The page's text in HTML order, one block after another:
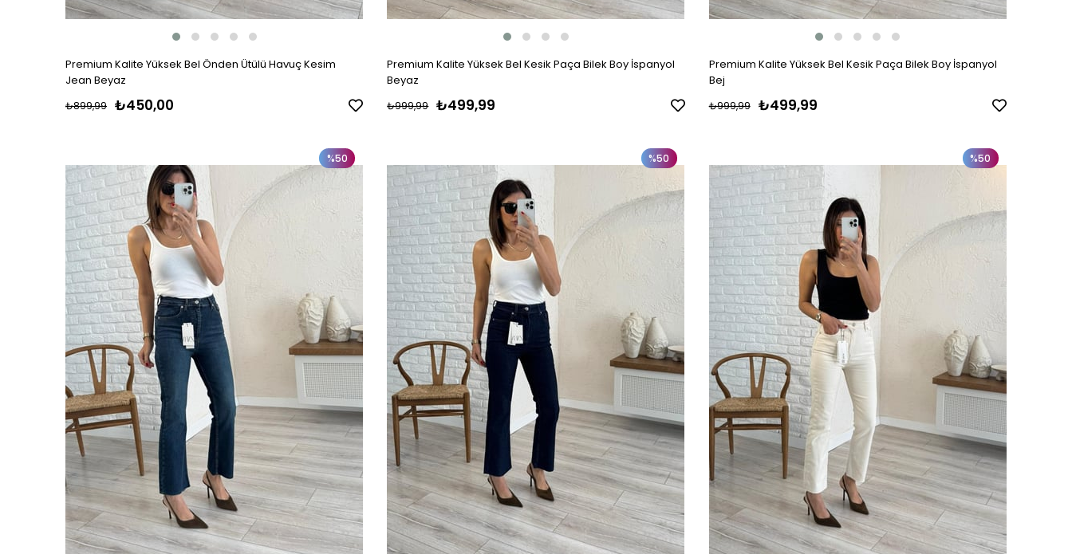
Premium Kalite Yüksek Bel Önden Ütülü Havuç Kesim
Jean Beyaz
₺450,00
₺899,99
Premium Kalite Yüksek Bel Kesik Paça Bilek Boy İspanyol
Beyaz
₺499,99
₺999,99
Premium Kalite Yüksek Bel Kesik Paça Bilek Boy İspanyol
Bej
₺499,99
₺999,99
%50 %50 %50